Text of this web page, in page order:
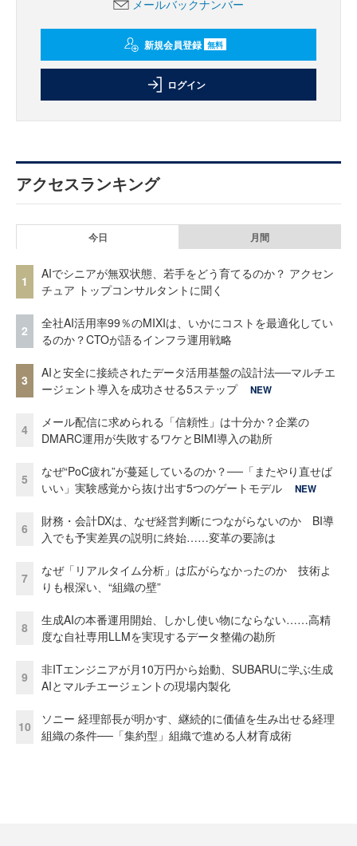
メールバックナンバー
新規会員登録 無料
ログイン
アクセスランキング
今日 月間
1
AIでシニアが無双状態、若手をどう育てるのか？ アクセン
チュア トップコンサルタントに聞く
2
全社AI活用率99％のMIXIは、いかにコストを最適化してい
るのか？CTOが語るインフラ運用戦略
3
AIと安全に接続されたデータ活用基盤の設計法──マルチエ
ージェント導入を成功させる5ステップ
NEW
4
メール配信に求められる「信頼性」は十分か？企業の
DMARC運用が失敗するワケとBIMI導入の勘所
5
なぜ“PoC疲れ”が蔓延しているのか？──「またやり直せば
いい」実験感覚から抜け出す5つのゲートモデル
NEW
6
財務・会計DXは、なぜ経営判断につながらないのか BI導
入でも予実差異の説明に終始……変革の要諦は
7
なぜ「リアルタイム分析」は広がらなかったのか 技術よ
りも根深い、“組織の壁”
8
生成AIの本番運用開始、しかし使い物にならない……高精
度な自社専用LLMを実現するデータ整備の勘所
9
非ITエンジニアが月10万円から始動、SUBARUに学ぶ生成
AIとマルチエージェントの現場内製化
10
ソニー 経理部長が明かす、継続的に価値を生み出せる経理
組織の条件──「集約型」組織で進める人材育成術